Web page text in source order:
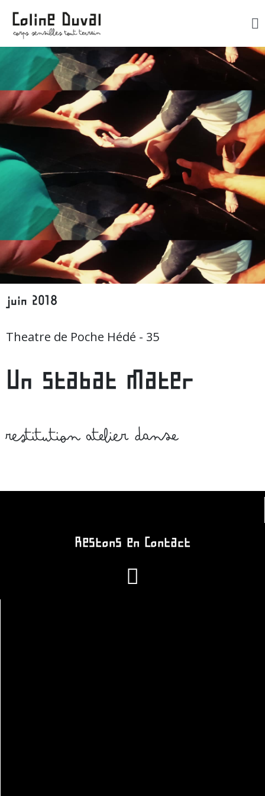
juin 2018
Theatre de Poche Hédé - 35
Un stabat Mater
restitution atelier danse
Restons en Contact